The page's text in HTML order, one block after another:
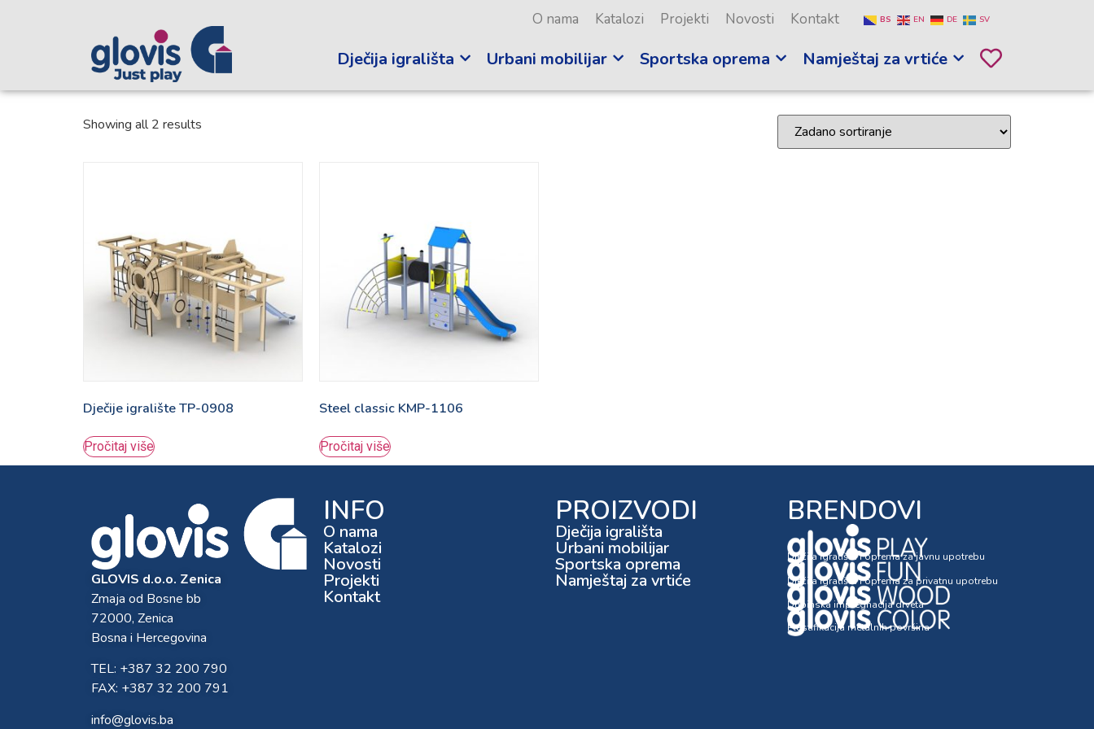
O nama Katalozi Projekti Novosti Kontakt BS EN DE SV
Dječija igrališta Urbani mobilijar Sportska oprema Namještaj za vrtiće
Showing all 2 results
Dječije igralište TP-0908
Pročitaj više
Steel classic KMP-1106
Pročitaj više
GLOVIS d.o.o. Zenica
Zmaja od Bosne bb
72000, Zenica
Bosna i Hercegovina
TEL: +387 32 200 790
FAX: +387 32 200 791
info@glovis.ba
INFO
O nama
Katalozi
Novosti
Projekti
Kontakt
PROIZVODI
Dječija igrališta
Urbani mobilijar
Sportska oprema
Namještaj za vrtiće
BRENDOVI
Dječija igrališta i oprema za javnu upotrebu
Dječija igrališta i oprema za privatnu upotrebu
Dubinska impregnacija drveta
Plastifikacija metalnih površina